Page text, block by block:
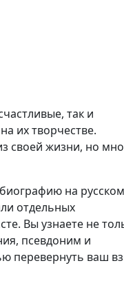
так и
их творчестве.
своей жизни, но
на русском
отдельных
Вы узнаете не
псевдоним и
перевернуть ваш